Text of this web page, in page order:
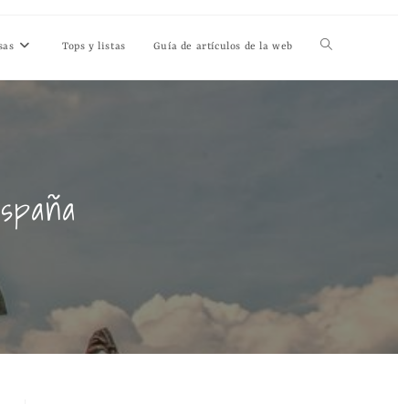
Tops y listas Guía de artículos de la web